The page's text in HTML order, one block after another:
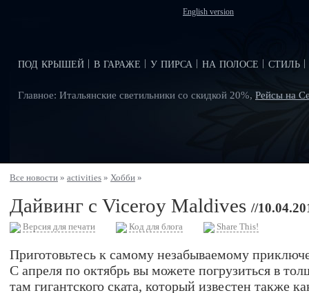
English version
под крышей в гараже у пирса на полосе стиль
Главное: Итальянские светильники со скидкой 20%, Рейсы на
Все новости » activities » Хобби »
Дайвинг с Viceroy Maldives //
Версия для печати Код для блога Share This!
Приготовьтесь к самому незабываемому
С апреля по октябрь вы можете погрузиться в
там гигантского ската, который известен также